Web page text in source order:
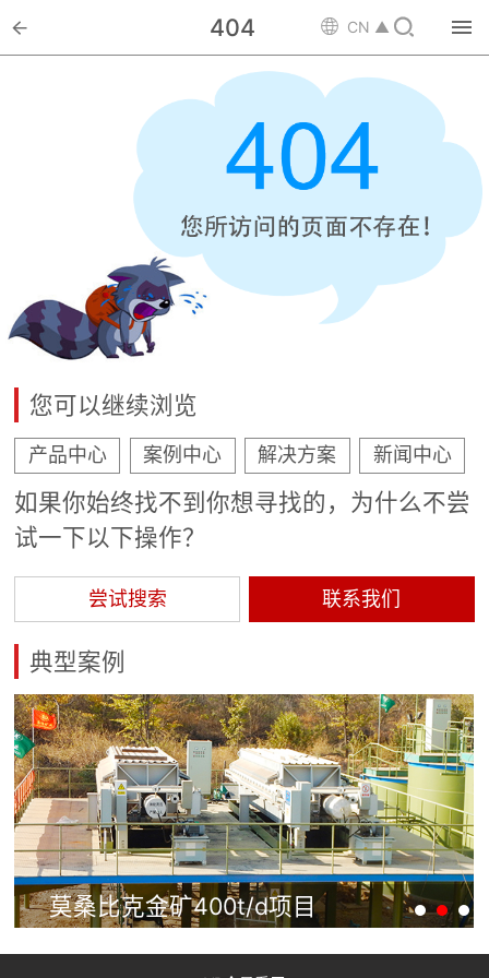
 404 CN ▲ 
您可以继续浏览
产品中心 案例中心 解决方案 新闻中心
如果你始终找不到你想寻找的，为什么不尝
试一下以下操作？
尝试搜索 联系我们
典型案例
莫桑比克金矿400t/d项目
 首页
选矿设备
 配件耗材
 解决方案
选矿总包

 新闻中心
 矿山设计院
 关于金鹏
企业文化
专家团队
 联系我们